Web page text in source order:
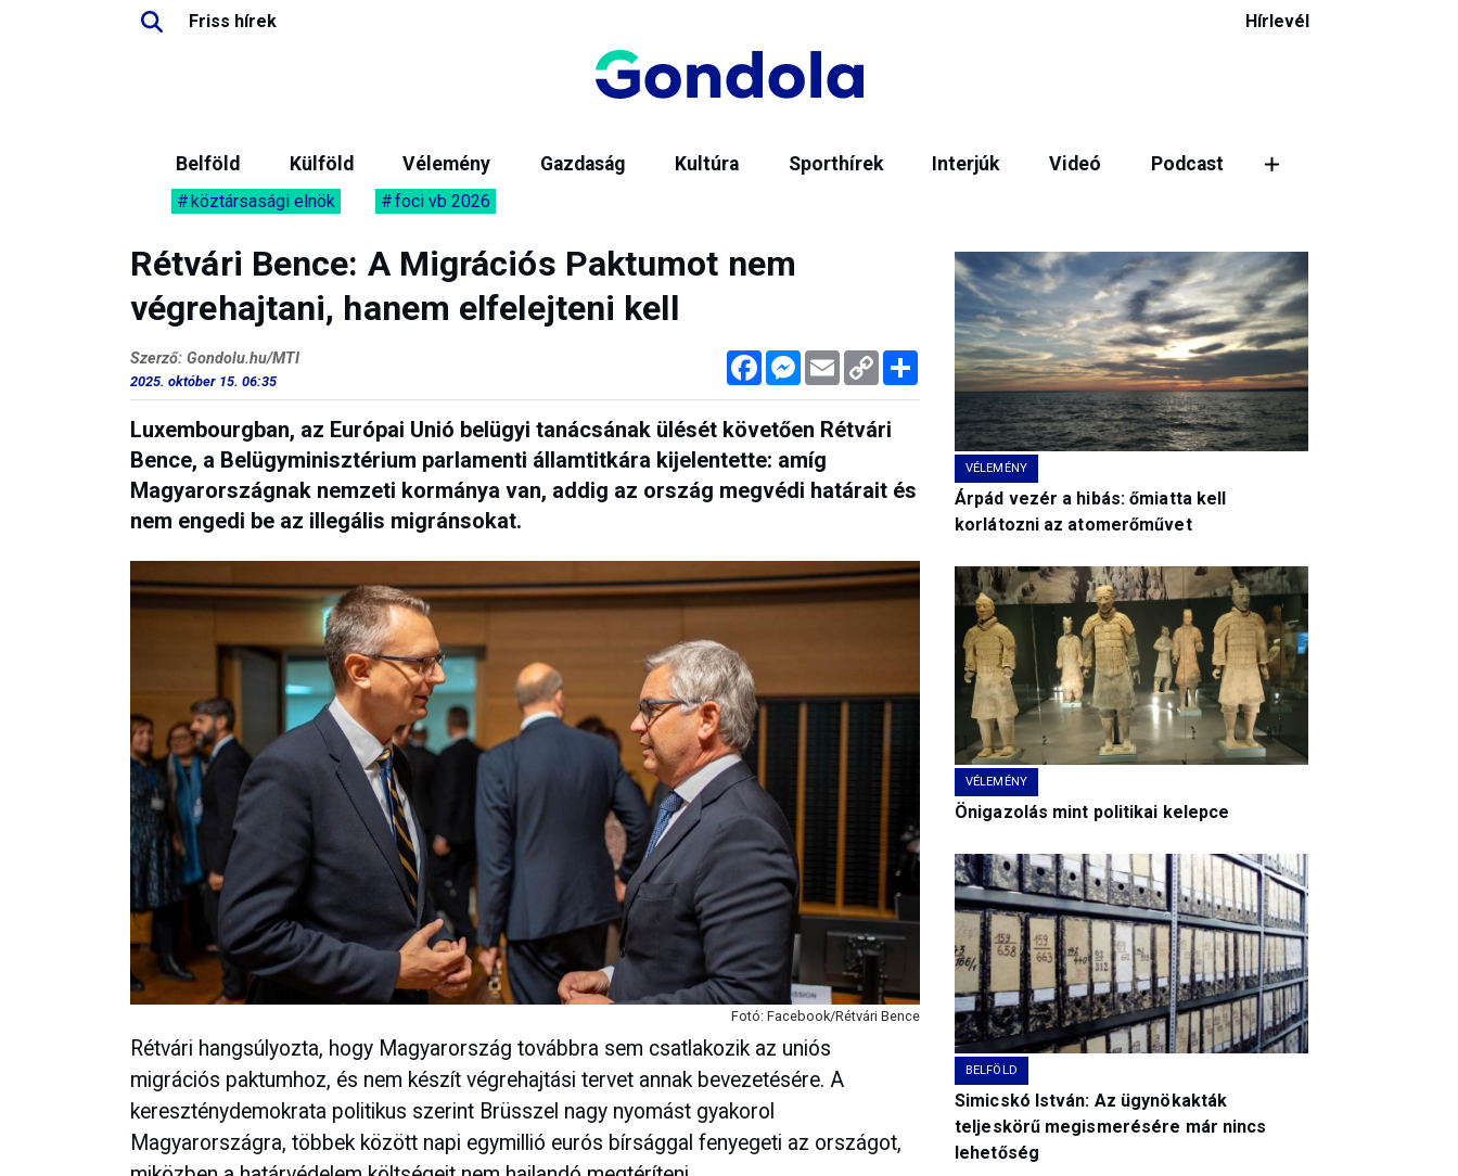
Friss hírek Hírlevél
Belföld Külföld Vélemény Gazdaság Kultúra Sporthírek Interjúk Videó Podcast
köztársasági elnök foci vb 2026
Rétvári Bence: A Migrációs Paktumot nem
végrehajtani, hanem elfelejteni kell
FacebookMessenger
Email Copy
Link
Megosztás
Szerző: Gondolu.hu/MTI
2025. október 15. 06:35
Luxembourgban, az Európai Unió belügyi tanácsának ülését követően Rétvári
Bence, a Belügyminisztérium parlamenti államtitkára kijelentette: amíg
Magyarországnak nemzeti kormánya van, addig az ország megvédi határait és
nem engedi be az illegális migránsokat.
Fotó: Facebook/Rétvári Bence
Rétvári hangsúlyozta, hogy Magyarország továbbra sem csatlakozik az uniós
migrációs paktumhoz, és nem készít végrehajtási tervet annak bevezetésére. A
kereszténydemokrata politikus szerint Brüsszel nagy nyomást gyakorol
Magyarországra, többek között napi egymillió eurós bírsággal fenyegeti az országot,
VÉLEMÉNY
Árpád vezér a hibás: őmiatta kell
korlátozni az atomerőművet
VÉLEMÉNY
Önigazolás mint politikai kelepce
BELFÖLD
Simicskó István: Az ügynökakták
teljeskörű megismerésére már nincs
lehetőség